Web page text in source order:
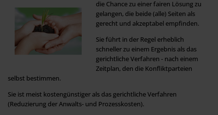
die Chance zu einer fairen Lösung zu
gelangen, die beide (alle) Seiten als
gerecht und akzeptabel empfinden.
Sie führt in der Regel erheblich
schneller zu einem Ergebnis als das
gerichtliche Verfahren - nach einem
Zeitplan, den die Konfliktparteien
selbst bestimmen.
Sie ist meist kostengünstiger als das gerichtliche Verfahren
(Reduzierung der Anwalts- und Prozesskosten).